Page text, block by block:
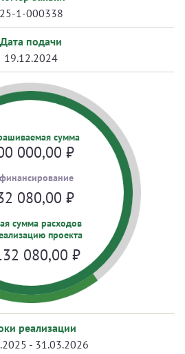
25-1-000338
Дата подачи
19.12.2024
сумма
000,00 ₽
080,00 ₽
сумма расходов
проекта
080,00 ₽
реализации
- 31.03.2026